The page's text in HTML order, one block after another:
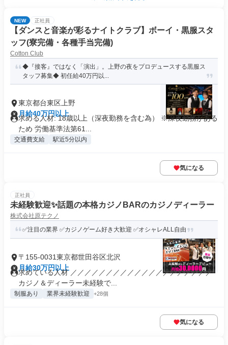
NEW 正社員
【ダンスと音楽が彩るナイトクラブ】ボーイ・黒服スタ
ッフ(寮完備・各種手当完備)
Cotton Club
◆『接客』ではなく「演出」。上野の夜をプロデュースする黒服ス
タッフ募集◆ 初任給40万円以...
東京都台東区上野
月給40万円以上
求める人材: 18歳以上（深夜勤務を含む為） ※深夜勤務がある
ため 労働基準法第61...
交通費支給 駅近5分以内
気になる
正社員
未経験歓迎✨話題の本格カジノBARのカジノディーラー
株式会社原テクノ
✅注目の業界 ✅カジノゲーム好き大歓迎 ✅オシャレALL自由
〒155-0031東京都世田谷区北沢
月給30万円以上
求めている人材 ／／／／／／／／／／／／／／／／／／／／
カジノ＆ディーラー未経験で...
制服あり 業界未経験歓迎 +28個
気になる